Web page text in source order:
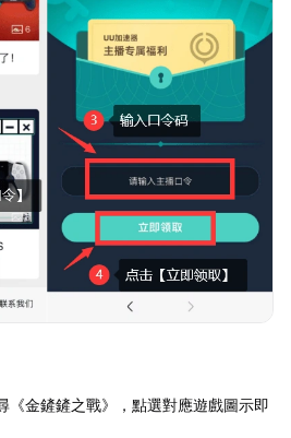
《金鏟鏟之戰》，點選對應遊戲圖示即